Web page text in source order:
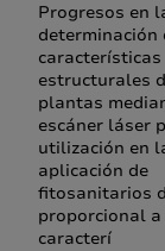
Progresos en
determinación
características
estructurales
plantas
escáner láser
utilización en
aplicación de
fitosanitarios
proporcional
caracterí